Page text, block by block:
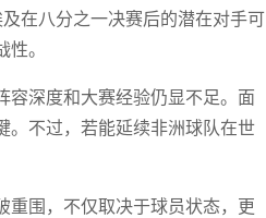
在八分之一决赛后的潜在对手可
。
容深度和大赛经验仍显不足。面
。不过，若能延续非洲球队在世
重围，不仅取决于球员状态，更